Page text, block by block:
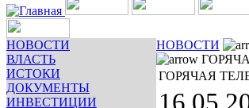
НОВОСТИ
ВЛАСТЬ
ИСТОКИ
ДОКУМЕНТЫ
ИНВЕСТИЦИИ
НОВОСТИ
ГОРЯЧАЯ